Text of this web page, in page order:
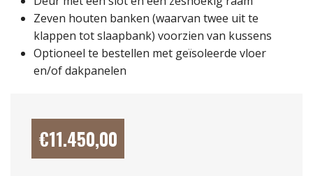
Zeven houten banken (waarvan twee uit te
klappen tot slaapbank) voorzien van kussens
Optioneel te bestellen met geïsoleerde vloer
en/of dakpanelen
€11.450,00